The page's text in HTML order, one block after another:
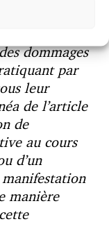
du Sport
dommages
par
leur
de l’article
de
au cours
d’un
manière